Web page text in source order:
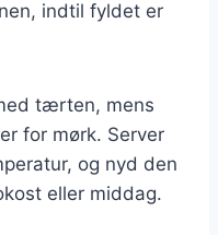
indtil fyldet er
tærten, mens
for mørk. Server
og nyd den
eller middag.